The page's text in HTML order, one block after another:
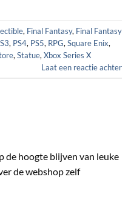
, Final Fantasy, Final Fantasy
, PS4, PS5, RPG, Square Enix,
, Statue, Xbox Series X
Laat een reactie achter
de hoogte blijven van leuke
de webshop zelf